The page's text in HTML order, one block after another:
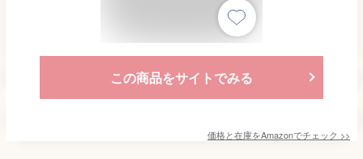
この商品をサイトでみる
価格と在庫をAmazonでチェック >>